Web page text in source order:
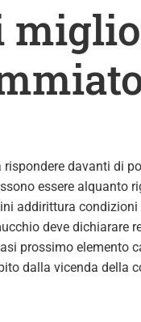
davanti di
essere alquanto
addirittura
deve dichiarare
prossimo elemento
dalla vicenda della